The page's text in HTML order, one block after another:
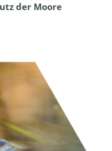
der Moore